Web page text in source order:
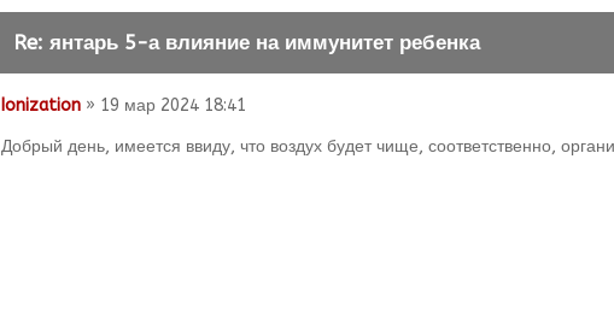
Re: янтарь 5-а влияние на иммунитет ребенка
Ionization » 19 мар 2024 18:41
Добрый день, имеется ввиду, что воздух будет чище, соответственно,